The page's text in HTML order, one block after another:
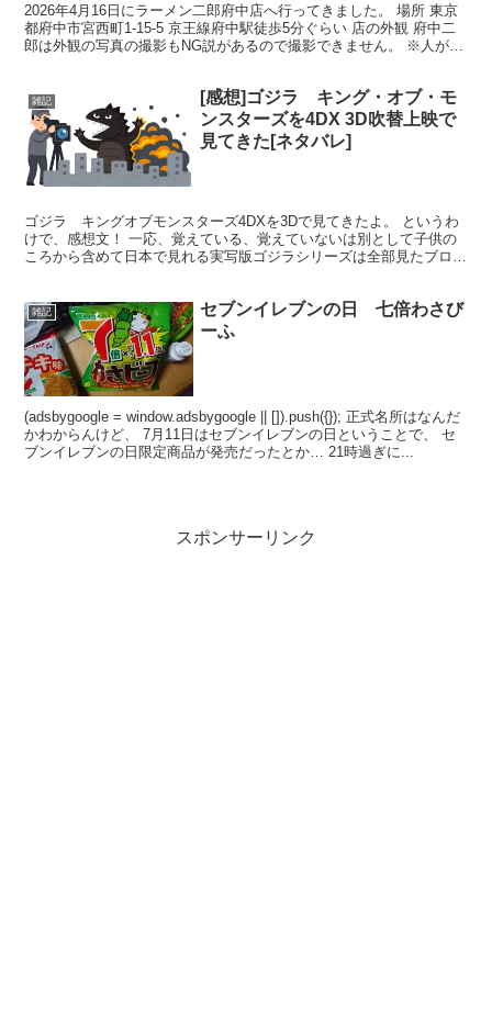
2026年4月16日にラーメン二郎府中店へ行ってきました。 場所 東京
都府中市宮西町1-15-5 京王線府中駅徒歩5分ぐらい 店の外観 府中二
郎は外観の写真の撮影もNG説があるので撮影できません。 ※人が映
雑記
[感想]ゴジラ キング・オブ・モ
ンスターズを4DX 3D吹替上映で
見てきた[ネタバレ]
ゴジラ キングオブモンスターズ4DXを3Dで見てきたよ。 というわ
けで、感想文！ 一応、覚えている、覚えていないは別として子供の
ころから含めて日本で見れる実写版ゴジラシリーズは全部見たブログ
雑記
セブンイレブンの日 七倍わさび
ーふ
(adsbygoogle = window.adsbygoogle || []).push({}); 正式名所はなんだ
かわからんけど、 7月11日はセブンイレブンの日ということで、 セ
ブンイレブンの日限定商品が発売だったとか… 21時過ぎに...
スポンサーリンク